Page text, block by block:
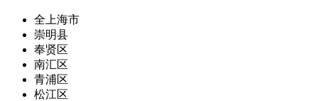
全上海市
崇明县
奉贤区
南汇区
青浦区
松江区